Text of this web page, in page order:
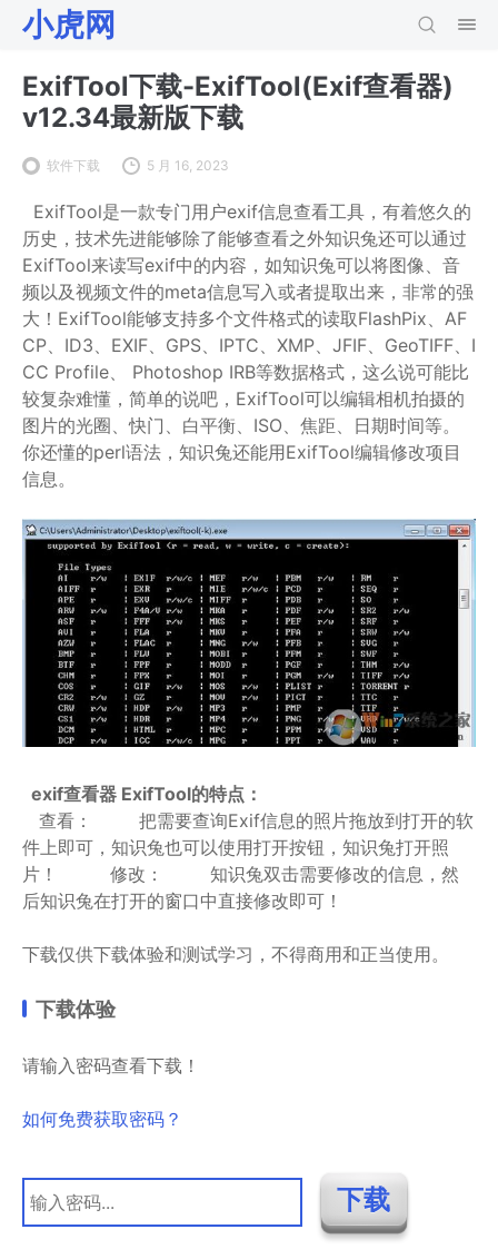
小虎网
ExifTool下载-ExifTool(Exif查看器)
v12.34最新版下载
软件下载 5 月 16, 2023
ExifTool是一款专门用户exif信息查看工具，有着悠久的
历史，技术先进能够除了能够查看之外知识兔还可以通过
ExifTool来读写exif中的内容，如知识兔可以将图像、音
频以及视频文件的meta信息写入或者提取出来，非常的强
大！ExifTool能够支持多个文件格式的读取FlashPix、AF
CP、ID3、EXIF、GPS、IPTC、XMP、JFIF、GeoTIFF、I
CC Profile、 Photoshop IRB等数据格式，这么说可能比
较复杂难懂，简单的说吧，ExifTool可以编辑相机拍摄的
图片的光圈、快门、白平衡、ISO、焦距、日期时间等。
你还懂的perl语法，知识兔还能用ExifTool编辑修改项目
信息。
exif查看器 ExifTool的特点：
查看： 把需要查询Exif信息的照片拖放到打开的软
件上即可，知识兔也可以使用打开按钮，知识兔打开照
片！ 修改： 知识兔双击需要修改的信息，然
后知识兔在打开的窗口中直接修改即可！
下载仅供下载体验和测试学习，不得商用和正当使用。
下载体验
请输入密码查看下载！
如何免费获取密码？